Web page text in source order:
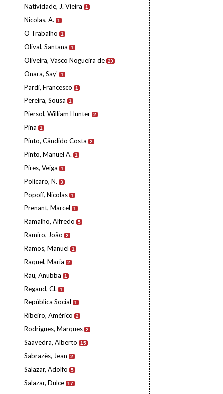
Natividade, J. Vieira 1
Nicolas, A. 1
O Trabalho 1
Olival, Santana 1
Oliveira, Vasco Nogueira de 20
Onara, Say' 1
Pardi, Francesco 1
Pereira, Sousa 1
Piersol, William Hunter 2
Pina 1
Pinto, Cândido Costa 2
Pinto, Manuel A. 1
Pires, Veiga 1
Policaro, N. 3
Popoff, Nicolas 1
Prenant, Marcel 1
Ramalho, Alfredo 5
Ramiro, João 2
Ramos, Manuel 1
Raquel, Maria 2
Rau, Anubba 1
Regaud, Cl. 1
República Social 1
Ribeiro, Américo 2
Rodrigues, Marques 2
Saavedra, Alberto 15
Sabrazès, Jean 2
Salazar, Adolfo 5
Salazar, Dulce 17